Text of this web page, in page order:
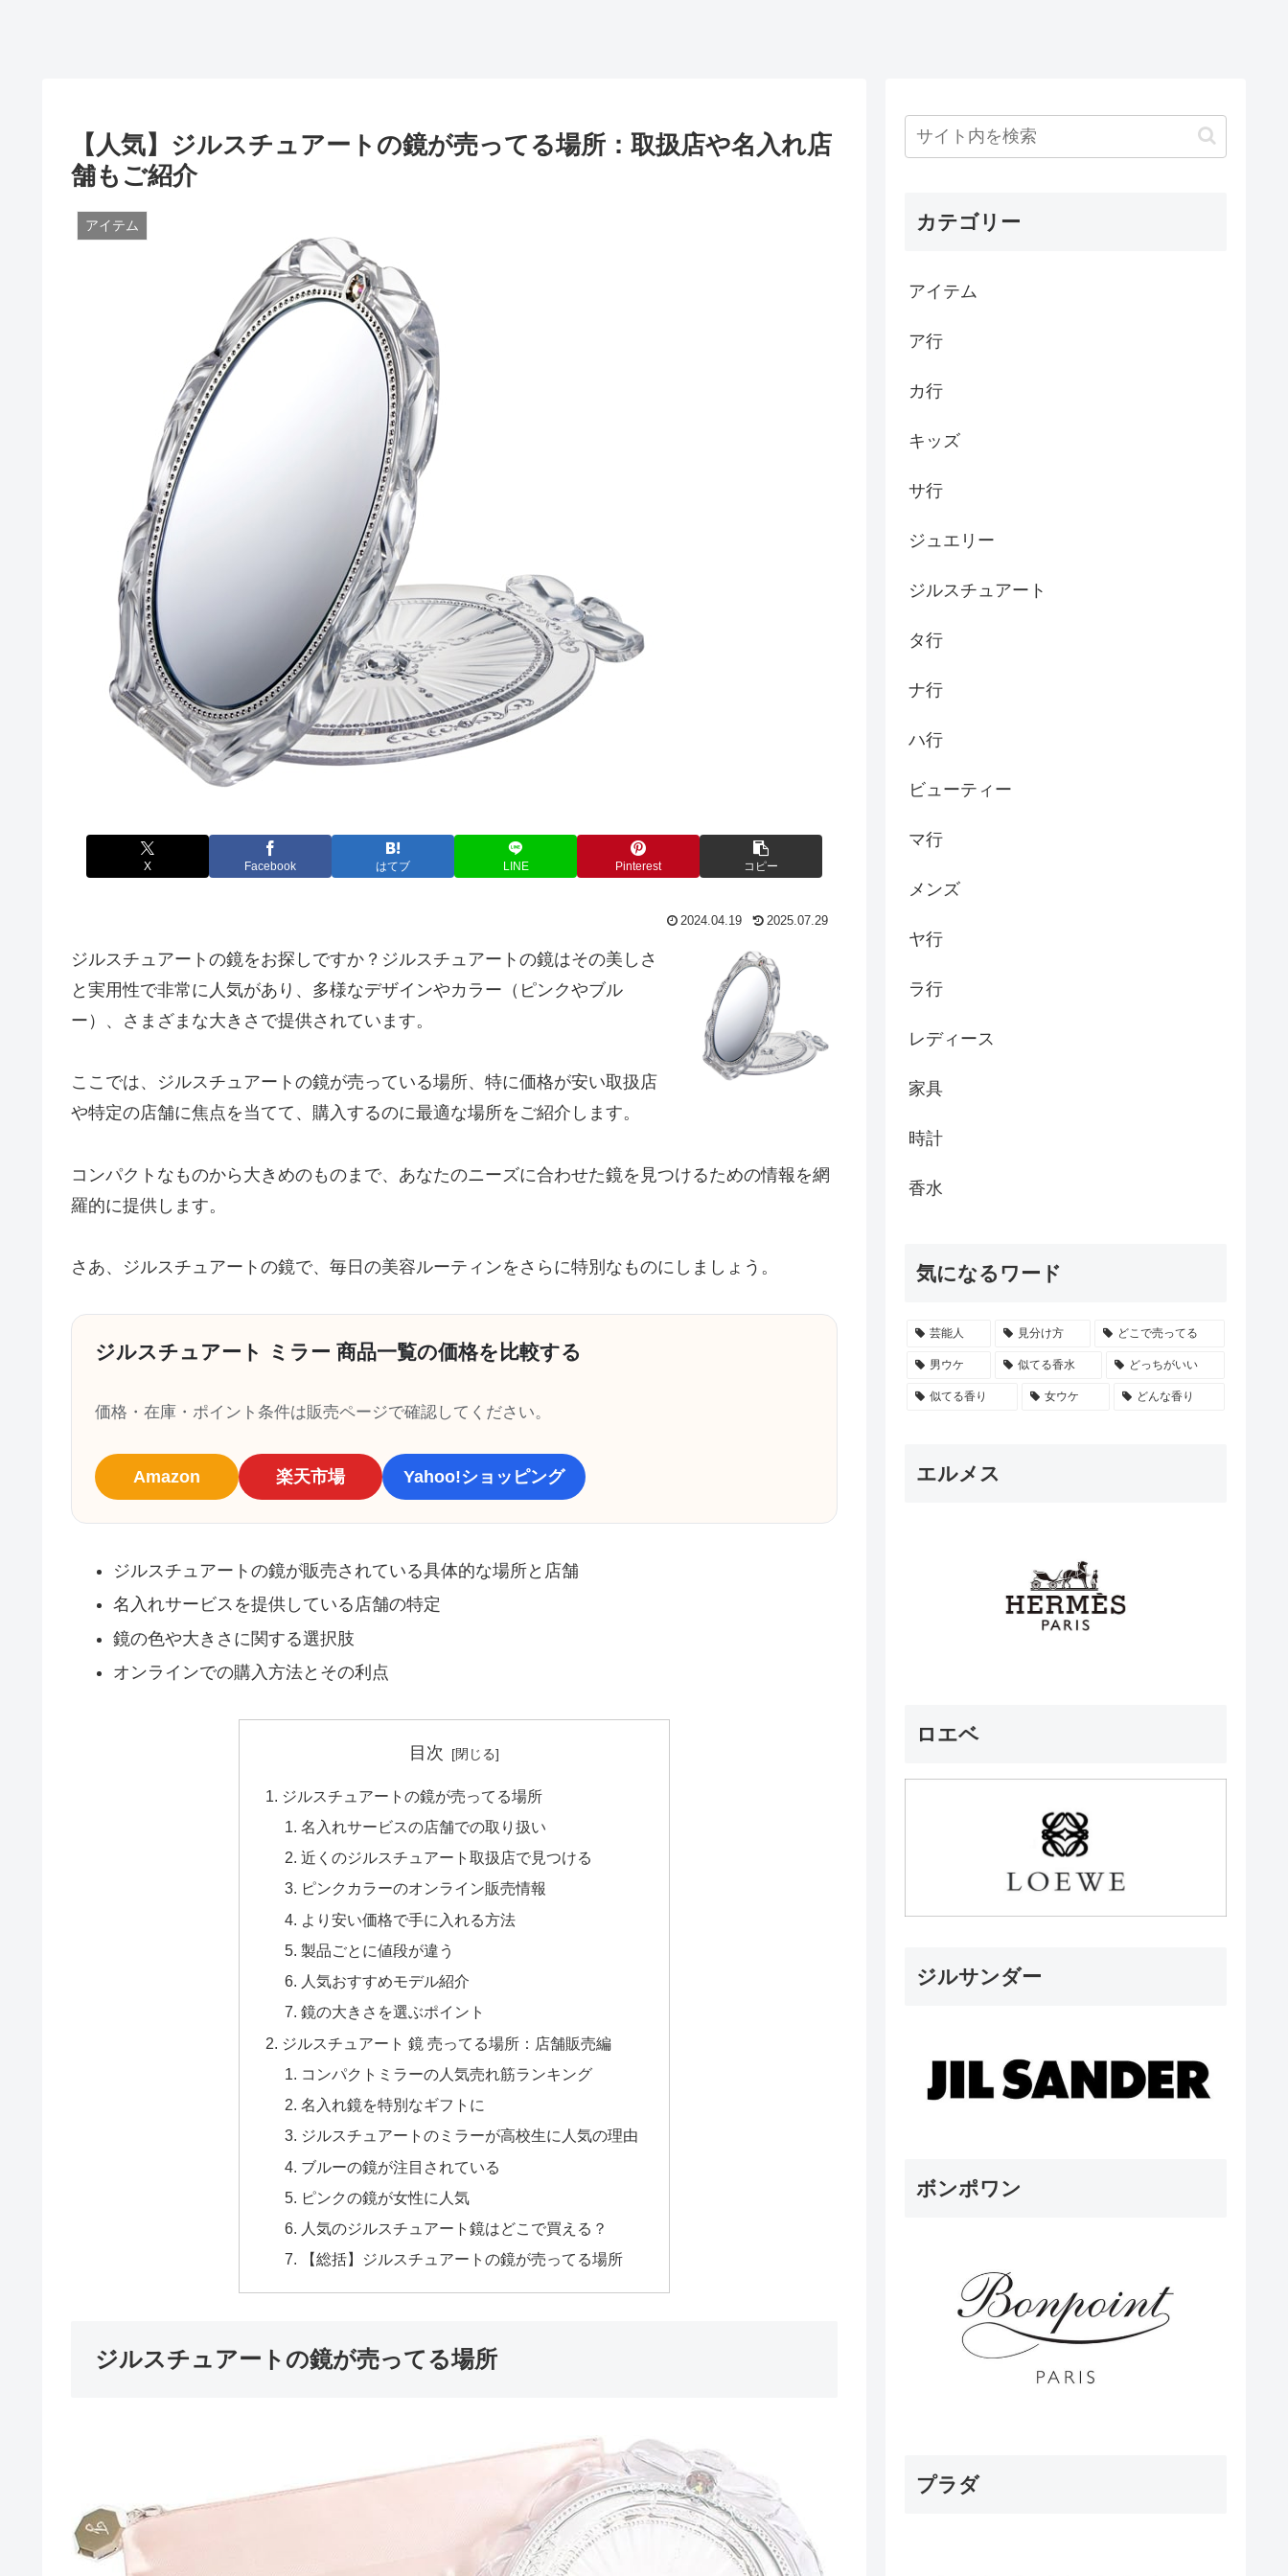
【人気】ジルスチュアートの鏡が売ってる場所：取扱店や名入れ店
舗もご紹介
アイテム
X Facebook はてブ LINE Pinterest コピー
2024.04.19 2025.07.29
ジルスチュアートの鏡をお探しですか？ジルスチュアートの鏡はその美しさ
と実用性で非常に人気があり、多様なデザインやカラー（ピンクやブル
ー）、さまざまな大きさで提供されています。
ここでは、ジルスチュアートの鏡が売っている場所、特に価格が安い取扱店
や特定の店舗に焦点を当てて、購入するのに最適な場所をご紹介します。
コンパクトなものから大きめのものまで、あなたのニーズに合わせた鏡を見つけるための情報を網
羅的に提供します。
さあ、ジルスチュアートの鏡で、毎日の美容ルーティンをさらに特別なものにしましょう。
ジルスチュアート ミラー 商品一覧の価格を比較する
価格・在庫・ポイント条件は販売ページで確認してください。
Amazon 楽天市場 Yahoo!ショッピング
ジルスチュアートの鏡が販売されている具体的な場所と店舗
名入れサービスを提供している店舗の特定
鏡の色や大きさに関する選択肢
オンラインでの購入方法とその利点
目次
ジルスチュアートの鏡が売ってる場所
名入れサービスの店舗での取り扱い
近くのジルスチュアート取扱店で見つける
ピンクカラーのオンライン販売情報
より安い価格で手に入れる方法
製品ごとに値段が違う
人気おすすめモデル紹介
鏡の大きさを選ぶポイント
ジルスチュアート 鏡 売ってる場所：店舗販売編
コンパクトミラーの人気売れ筋ランキング
名入れ鏡を特別なギフトに
ジルスチュアートのミラーが高校生に人気の理由
ブルーの鏡が注目されている
ピンクの鏡が女性に人気
人気のジルスチュアート鏡はどこで買える？
【総括】ジルスチュアートの鏡が売ってる場所
ジルスチュアートの鏡が売ってる場所
カテゴリー
アイテム
ア行
カ行
キッズ
サ行
ジュエリー
ジルスチュアート
タ行
ナ行
ハ行
ビューティー
マ行
メンズ
ヤ行
ラ行
レディース
家具
時計
香水
気になるワード
芸能人 見分け方 どこで売ってる
男ウケ 似てる香水 どっちがいい
似てる香り 女ウケ どんな香り
エルメス
ロエベ
ジルサンダー
ボンポワン
プラダ